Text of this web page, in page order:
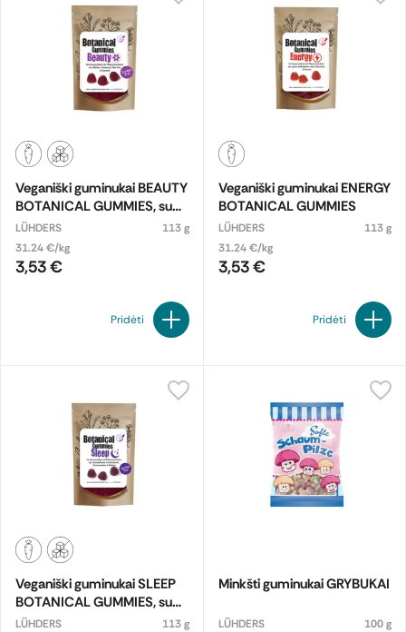
Veganiški guminukai BEAUTY
BOTANICAL GUMMIES, su
saldikliu
LÜHDERS
113 g
31.24 €/kg
3,53 €
Pridėti
Veganiški guminukai ENERGY
BOTANICAL GUMMIES
LÜHDERS
113 g
31.24 €/kg
3,53 €
Pridėti
Veganiški guminukai SLEEP
BOTANICAL GUMMIES, su
saldikliu
LÜHDERS
113 g
Minkšti guminukai GRYBUKAI
LÜHDERS
100 g